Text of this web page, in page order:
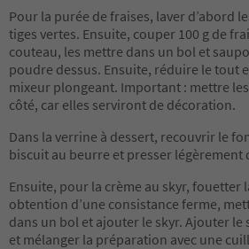
Pour la purée de fraises, laver d’abord
tiges vertes. Ensuite, couper 100 g de
couteau, les mettre dans un bol et
poudre dessus. Ensuite, réduire le tout
mixeur plongeant. Important : mettre
côté, car elles serviront de décoration.
Dans la verrine à dessert, recouvrir le
biscuit au beurre et presser légèrement
Ensuite, pour la crème au skyr, fouetter
obtention d’une consistance ferme,
dans un bol et ajouter le skyr. Ajouter le
et mélanger la préparation avec une